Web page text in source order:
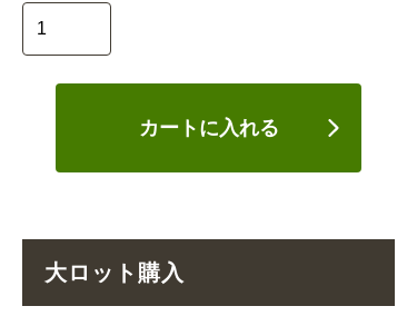
カートに入れる
大ロット購入